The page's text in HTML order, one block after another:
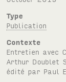
Type
Publication
Contexte
Entretien avec
Arthur Doublet
édité par Paul